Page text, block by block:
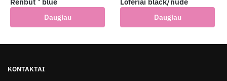
Daugiau Daugiau
KONTAKTAI